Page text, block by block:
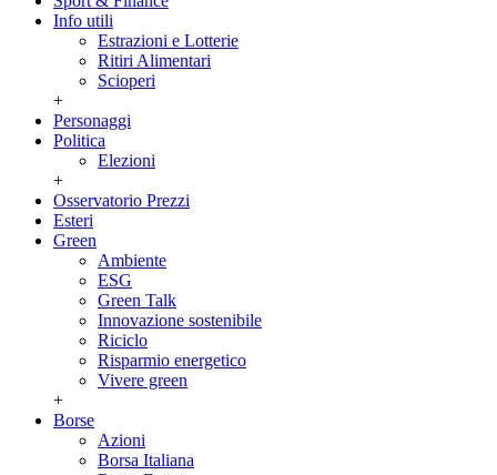
Info utili
Estrazioni e Lotterie
Ritiri Alimentari
Scioperi
+
Personaggi
Politica
Elezioni
+
Osservatorio Prezzi
Esteri
Green
Ambiente
ESG
Green Talk
Innovazione sostenibile
Riciclo
Risparmio energetico
Vivere green
+
Borse
Azioni
Borsa Italiana